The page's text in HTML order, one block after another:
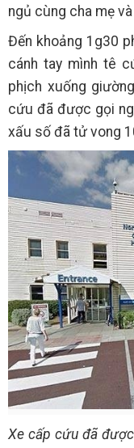
ngủ cùng cha mẹ
Đến khoảng 1g30
cánh tay mình tê
phịch xuống
cứu đã được gọi
xấu số đã tử vong
Xe cấp cứu đã